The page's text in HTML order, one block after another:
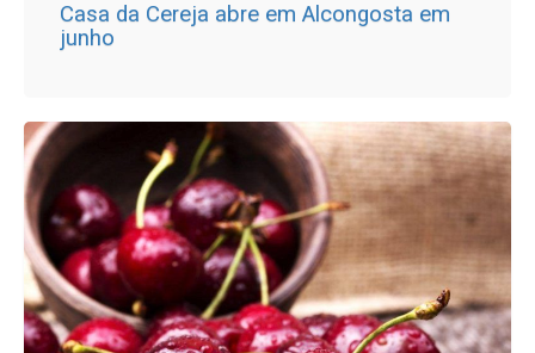
Casa da Cereja abre em Alcongosta em
junho